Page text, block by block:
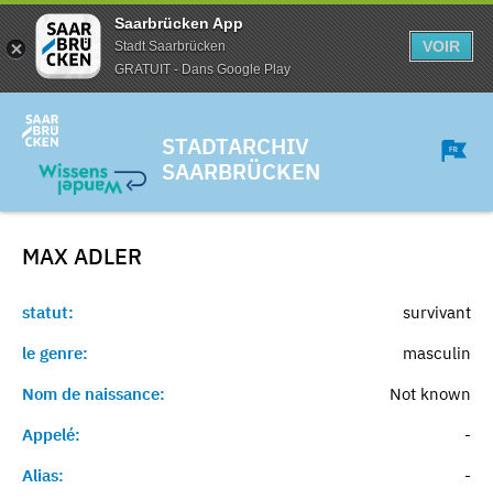
Saarbrücken App
Stadt Saarbrücken
GRATUIT - Dans Google Play
VOIR
STADTARCHIV
SAARBRÜCKEN
MAXADLER
statut:
survivant
le genre:
masculin
Nom de naissance:
Not known
Appelé:
-
Alias:
-